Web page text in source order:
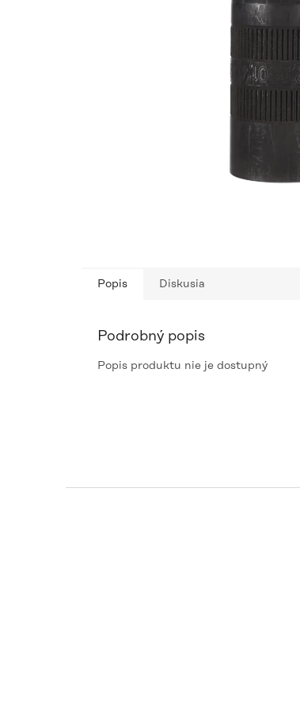
Popis Diskusia
Podrobný popis
Popis produktu nie je dostupný